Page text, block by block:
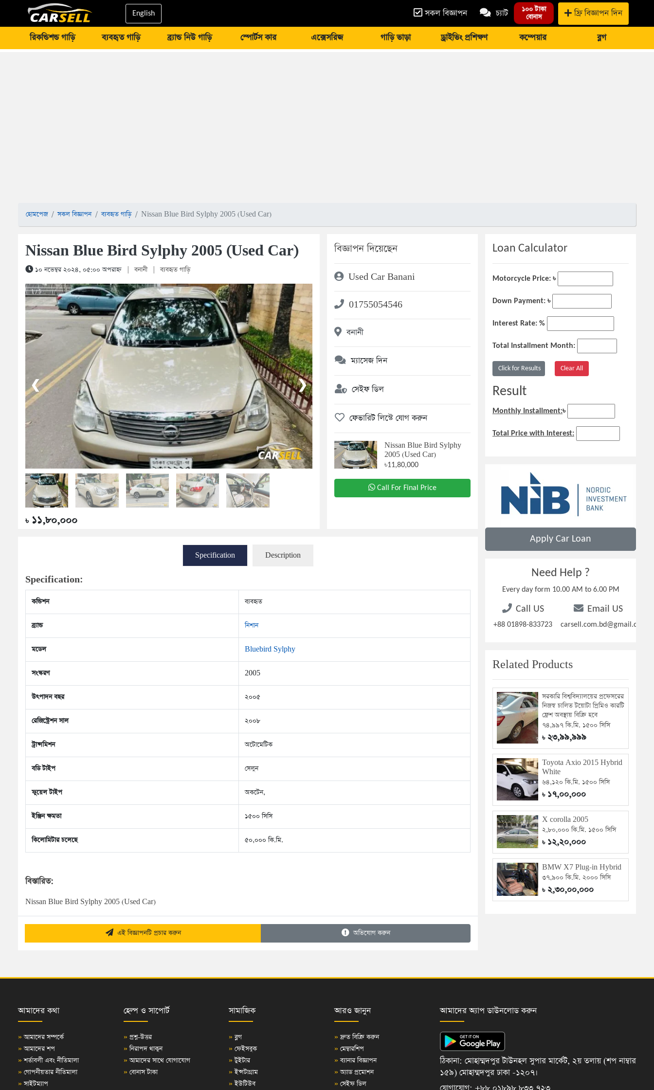
English সকল বিজ্ঞাপন চ্যাট ১০০ টাকা
বোনাস ফ্রি বিজ্ঞাপন দিন
রিকন্ডিশন্ড গাড়ি ব্যবহৃত গাড়ি ব্র্যান্ড নিউ গাড়ি স্পোর্টস কার এক্সেসরিজ গাড়ি ভাড়া ড্রাইভিং প্রশিক্ষণ কম্পেয়ার ব্লগ
হোমপেজ সকল বিজ্ঞাপন ব্যবহৃত গাড়ি Nissan Blue Bird Sylphy 2005 (Used Car)
Nissan Blue Bird Sylphy 2005 (Used Car)
১০ নভেম্বর ২০২৪, ০৫:০০ অপরাহ্ন বনানী ব্যবহৃত গাড়ি
1 / 5
❮ ❯
৳১১,৮০,০০০
বিজ্ঞাপন দিয়েছেন
Used Car Banani
01755054546
বনানী
ম্যাসেজ দিন
সেইফ ডিল
ফেভারিট লিস্টে যোগ করুন
Nissan Blue Bird Sylphy
2005 (Used Car)
৳11,80,000
Call For Final Price
Specification Description
Specification:
কন্ডিশন ব্যবহৃত
ব্র্যান্ড নিশান
মডেল Bluebird Sylphy
সংস্করণ 2005
উৎপাদন বছর ২০০৫
রেজিস্ট্রেশন সাল ২০০৮
ট্রান্সমিশন অটোমেটিক
বডি টাইপ সেলুন
ফুয়েল টাইপ অকটেন,
ইঞ্জিন ক্ষমতা ১৫০০ সিসি
কিলোমিটার চলেছে ৫০,০০০ কি.মি.
বিস্তারিত:
Nissan Blue Bird Sylphy 2005 (Used Car)
এই বিজ্ঞাপনটি প্রচার করুন অভিযোগ করুন
Loan Calculator
Motorcycle Price: ৳
Down Payment: ৳
Interest Rate: %
Total Installment Month:
Result
Monthly Installment:৳
Total Price with Interest:
Apply Car Loan
Need Help ?
Every day form 10.00 AM to 6.00 PM
Call US
+88 01898-833723
Email US
carsell.com.bd@gmail.com
Related Products
সরকারি বিশ্ববিদ্যালয়ের প্রফেসরের
নিজস্ব চালিত টয়োটা প্রিমিও কারটি
ফ্রেশ অবস্থায় বিক্রি হবে
৭৪,৯৯৭ কি.মি. ১৫০০ সিসি
৳২৩,৯৯,৯৯৯
Toyota Axio 2015 Hybrid
White
৬৪,১২০ কি.মি. ১৫০০ সিসি
৳১৭,০০,০০০
X corolla 2005
২,৮০,০০০ কি.মি. ১৫০০ সিসি
৳১২,২০,০০০
BMW X7 Plug-in Hybrid
৩৭,৯০০ কি.মি. ২০০০ সিসি
৳২,৩০,০০,০০০
আমাদের কথা
» আমাদের সম্পর্কে
» আমাদের শপ
» শর্তাবলী এবং নীতিমালা
» গোপনীয়তার নীতিমালা
» সাইটম্যাপ
হেল্প ও সাপোর্ট
» প্রশ্ন-উত্তর
» নিরাপদ থাকুন
» আমাদের সাথে যোগাযোগ
» বোনাস টাকা
সামাজিক
» ব্লগ
» ফেইসবুক
» টুইটার
» ইন্সটাগ্রাম
» ইউটিউব
আরও জানুন
» দ্রুত বিক্রি করুন
» মেম্বারশিপ
» ব্যানার বিজ্ঞাপন
» অ্যাড প্রমোশন
» সেইফ ডিল
আমাদের অ্যাপ ডাউনলোড করুন
ঠিকানা: মোহাম্মদপুর টাউনহল সুপার মার্কেট, ২য় তলায় (শপ নাম্বার
১৫৯) মোহাম্মদপুর ঢাকা -১২০৭।